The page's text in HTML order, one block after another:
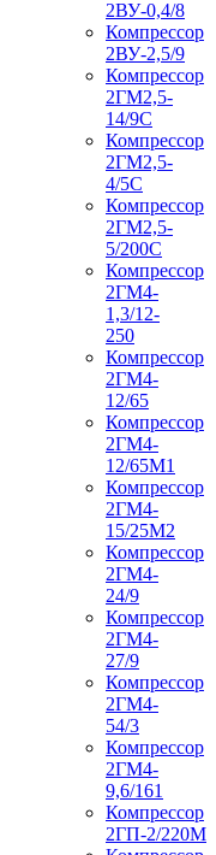
2ВУ-0,4/8
Компрессор
2ВУ-2,5/9
Компрессор
2ГМ2,5-
14/9С
Компрессор
2ГМ2,5-
4/5С
Компрессор
2ГМ2,5-
5/200С
Компрессор
2ГМ4-
1,3/12-
250
Компрессор
2ГМ4-
12/65
Компрессор
2ГМ4-
12/65М1
Компрессор
2ГМ4-
15/25М2
Компрессор
2ГМ4-
24/9
Компрессор
2ГМ4-
27/9
Компрессор
2ГМ4-
54/3
Компрессор
2ГМ4-
9,6/161
Компрессор
2ГП-2/220М